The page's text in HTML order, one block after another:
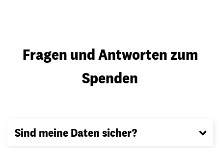
Fragen und Antworten zum
Spenden
Sind meine Daten sicher?